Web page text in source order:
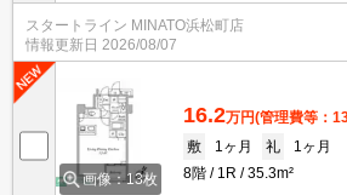
無料 グリル付2口コンロ 宅配BOX
スタートライン MINATO浜松町店
情報更新日 2026/08/07
画像：13枚
16.2万円(管理費等：
敷
1ヶ月 礼
1ヶ月
8階
1R 35.3m²